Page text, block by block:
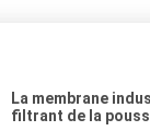
La membrane
filtrant de la